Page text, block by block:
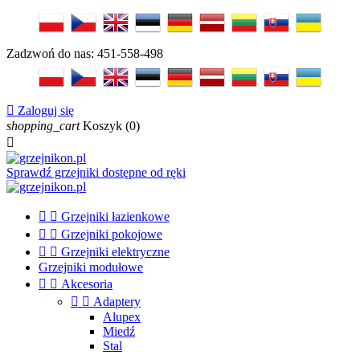
Zadzwoń do nas: 451-558-498
 Zaloguj się
shopping_cart Koszyk (0)

Sprawdź grzejniki dostępne od ręki
  Grzejniki łazienkowe
  Grzejniki pokojowe
  Grzejniki elektryczne
Grzejniki modułowe
  Akcesoria
  Adaptery
Alupex
Miedź
Stal